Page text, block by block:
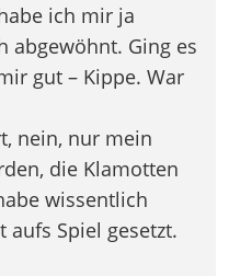
ich mir ja
abgewöhnt. Ging es
gut – Kippe. War
nein, nur mein
die Klamotten
wissentlich
aufs Spiel gesetzt.